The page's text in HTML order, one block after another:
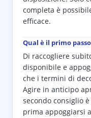
completa è
efficace.
Qual è il primo
Di raccogliere
disponibile e
che i termini di
Agire in anticipo
secondo consiglio
prima appoggiarsi